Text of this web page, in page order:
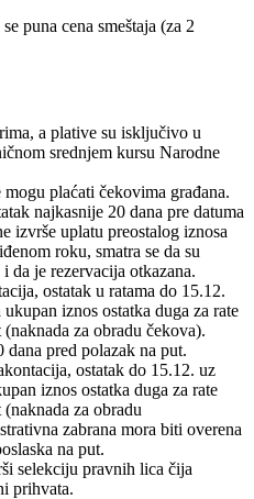
puna cena smeštaja (za 2
a plative su isključivo u
srednjem kursu Narodne
plaćati čekovima građana.
najkasnije 20 dana pre datuma
izvrše uplatu preostalog iznosa
roku, smatra se da su
da je rezervacija otkazana.
ostatak u ratama do 15.12.
iznos ostatka duga za rate
za obradu čekova).
pred polazak na put.
ostatak do 15.12. uz
iznos ostatka duga za rate
za obradu
zabrana mora biti overena
na put.
selekciju pravnih lica čija
prihvata.